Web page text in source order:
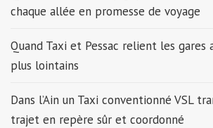
chaque allée en promesse de voyage
Quand Taxi et Pessac relient les gares
plus lointains
Dans l’Ain un Taxi conventionné VSL
trajet en repère sûr et coordonné